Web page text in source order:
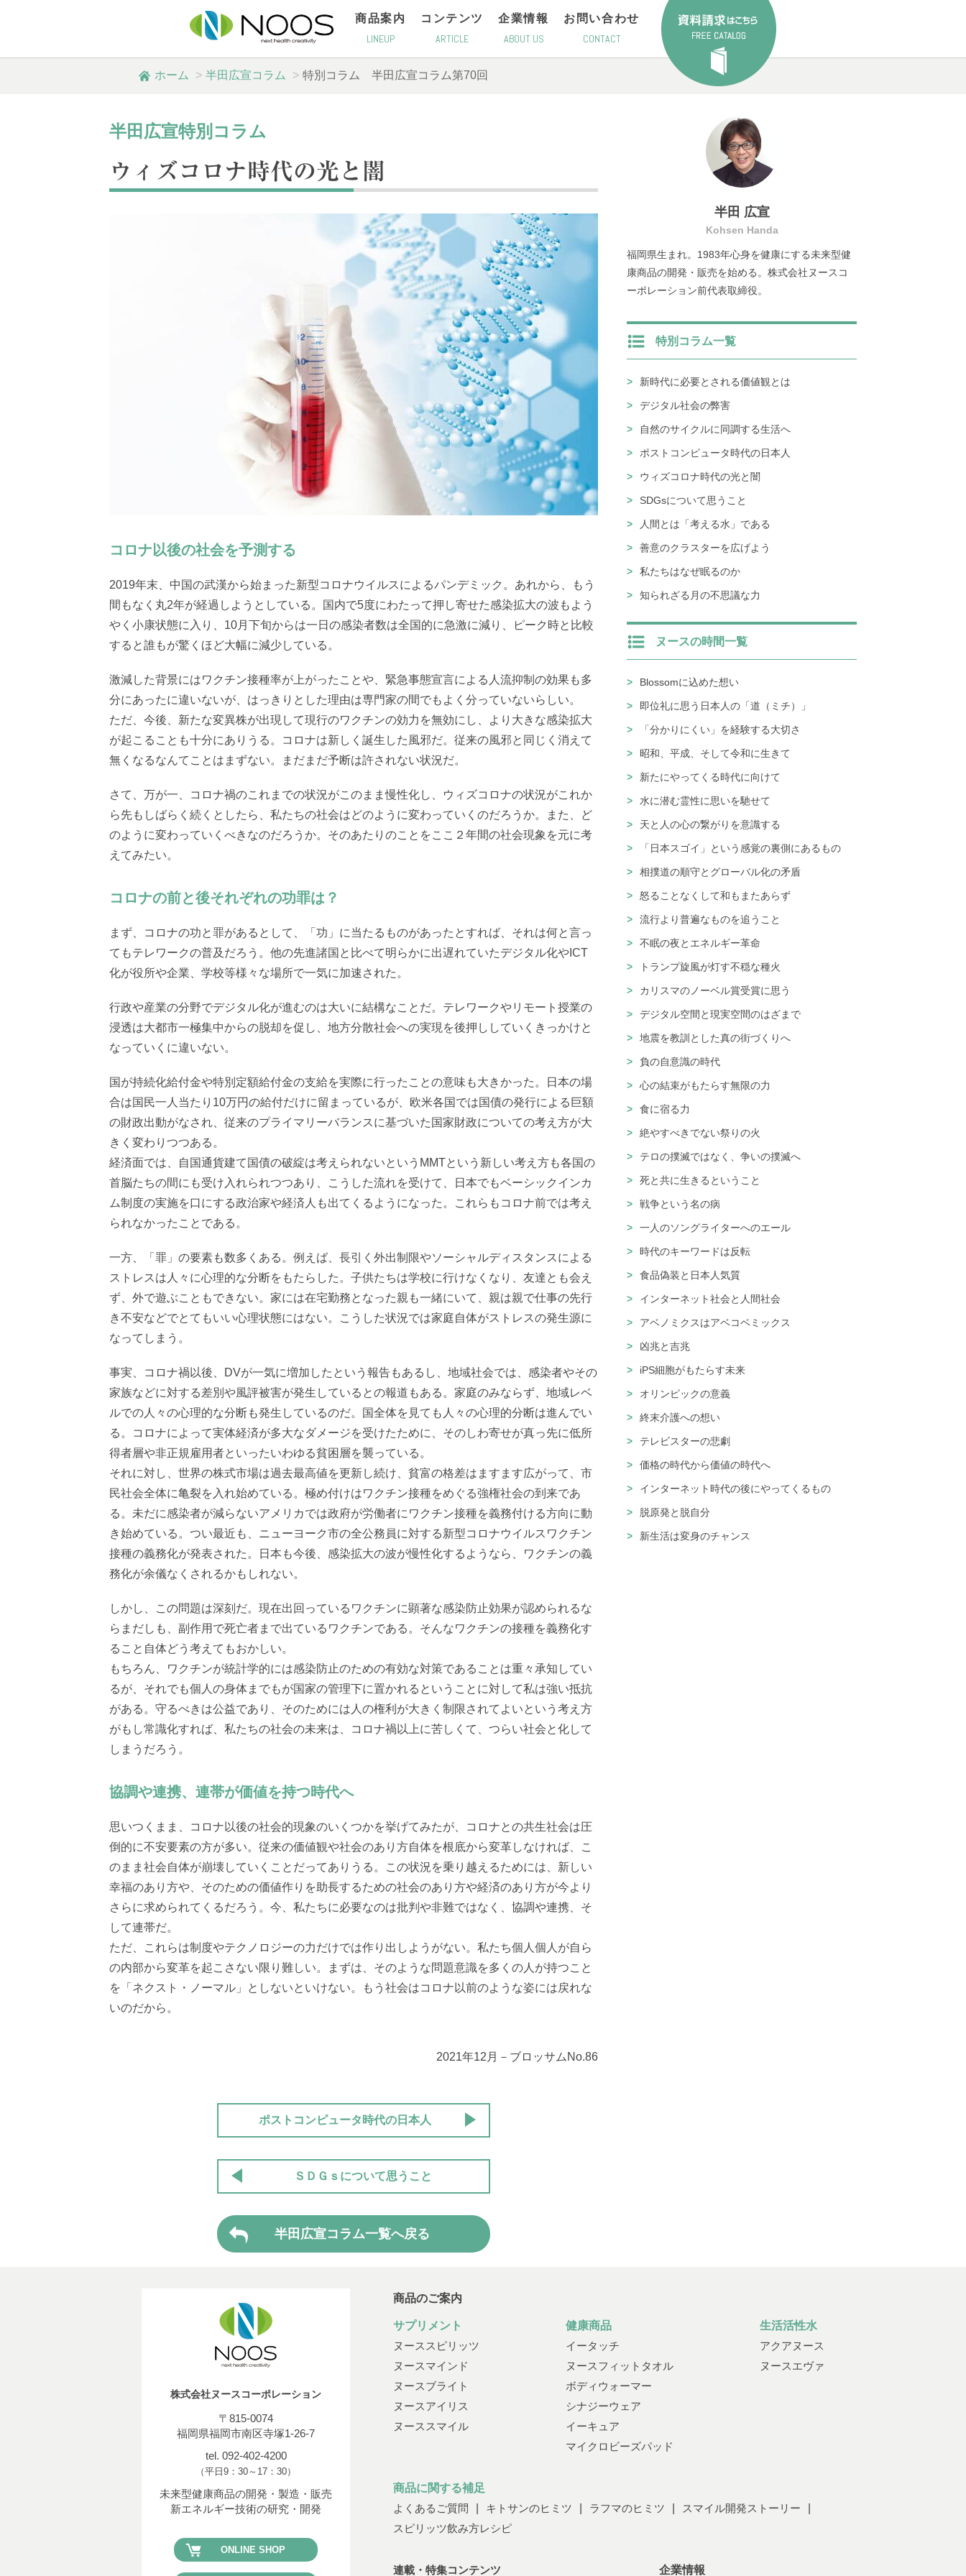
商品案内
LINEUP
コンテンツ
ARTICLE
企業情報
ABOUT US
お問い合わせ
CONTACT
ホーム 半田広宣コラム 特別コラム 半田広宣コラム第70回
半田広宣特別コラム
ウィズコロナ時代の光と闇
コロナ以後の社会を予測する
2019年末、中国の武漢から始まった新型コロナウイルスによるパンデミック。あれから、もう
間もなく丸2年が経過しようとしている。国内で5度にわたって押し寄せた感染拡大の波もよう
やく小康状態に入り、10月下旬からは一日の感染者数は全国的に急激に減り、ピーク時と比較
すると誰もが驚くほど大幅に減少している。
激減した背景にはワクチン接種率が上がったことや、緊急事態宣言による人流抑制の効果も多
分にあったに違いないが、はっきりとした理由は専門家の間でもよく分っていないらしい。
ただ、今後、新たな変異株が出現して現行のワクチンの効力を無効にし、より大きな感染拡大
が起こることも十分にありうる。コロナは新しく誕生した風邪だ。従来の風邪と同じく消えて
無くなるなんてことはまずない。まだまだ予断は許されない状況だ。
さて、万が一、コロナ禍のこれまでの状況がこのまま慢性化し、ウィズコロナの状況がこれか
ら先もしばらく続くとしたら、私たちの社会はどのように変わっていくのだろうか。また、ど
のように変わっていくべきなのだろうか。そのあたりのことをここ２年間の社会現象を元に考
えてみたい。
コロナの前と後それぞれの功罪は？
まず、コロナの功と罪があるとして、「功」に当たるものがあったとすれば、それは何と言っ
てもテレワークの普及だろう。他の先進諸国と比べて明らかに出遅れていたデジタル化やICT
化が役所や企業、学校等様々な場所で一気に加速された。
行政や産業の分野でデジタル化が進むのは大いに結構なことだ。テレワークやリモート授業の
浸透は大都市一極集中からの脱却を促し、地方分散社会への実現を後押ししていくきっかけと
なっていくに違いない。
国が持続化給付金や特別定額給付金の支給を実際に行ったことの意味も大きかった。日本の場
合は国民一人当たり10万円の給付だけに留まっているが、欧米各国では国債の発行による巨額
の財政出動がなされ、従来のプライマリーバランスに基づいた国家財政についての考え方が大
きく変わりつつある。
経済面では、自国通貨建て国債の破綻は考えられないというMMTという新しい考え方も各国の
首脳たちの間にも受け入れられつつあり、こうした流れを受けて、日本でもベーシックインカ
ム制度の実施を口にする政治家や経済人も出てくるようになった。これらもコロナ前では考え
られなかったことである。
一方、「罪」の要素も数多くある。例えば、長引く外出制限やソーシャルディスタンスによる
ストレスは人々に心理的な分断をもたらした。子供たちは学校に行けなくなり、友達とも会え
ず、外で遊ぶこともできない。家には在宅勤務となった親も一緒にいて、親は親で仕事の先行
き不安などでとてもいい心理状態にはない。こうした状況では家庭自体がストレスの発生源に
なってしまう。
事実、コロナ禍以後、DVが一気に増加したという報告もあるし、地域社会では、感染者やその
家族などに対する差別や風評被害が発生しているとの報道もある。家庭のみならず、地域レベ
ルでの人々の心理的な分断も発生しているのだ。国全体を見ても人々の心理的分断は進んでい
る。コロナによって実体経済が多大なダメージを受けたために、そのしわ寄せが真っ先に低所
得者層や非正規雇用者といったいわゆる貧困層を襲っている。
それに対し、世界の株式市場は過去最高値を更新し続け、貧富の格差はますます広がって、市
民社会全体に亀裂を入れ始めている。極め付けはワクチン接種をめぐる強権社会の到来であ
る。未だに感染者が減らないアメリカでは政府が労働者にワクチン接種を義務付ける方向に動
き始めている。つい最近も、ニューヨーク市の全公務員に対する新型コロナウイルスワクチン
接種の義務化が発表された。日本も今後、感染拡大の波が慢性化するようなら、ワクチンの義
務化が余儀なくされるかもしれない。
しかし、この問題は深刻だ。現在出回っているワクチンに顕著な感染防止効果が認められるな
らまだしも、副作用で死亡者まで出ているワクチンである。そんなワクチンの接種を義務化す
ること自体どう考えてもおかしい。
もちろん、ワクチンが統計学的には感染防止のための有効な対策であることは重々承知してい
るが、それでも個人の身体までもが国家の管理下に置かれるということに対して私は強い抵抗
がある。守るべきは公益であり、そのためには人の権利が大きく制限されてよいという考え方
がもし常識化すれば、私たちの社会の未来は、コロナ禍以上に苦しくて、つらい社会と化して
しまうだろう。
協調や連携、連帯が価値を持つ時代へ
思いつくまま、コロナ以後の社会的現象のいくつかを挙げてみたが、コロナとの共生社会は圧
倒的に不安要素の方が多い。従来の価値観や社会のあり方自体を根底から変革しなければ、こ
のまま社会自体が崩壊していくことだってありうる。この状況を乗り越えるためには、新しい
幸福のあり方や、そのための価値作りを助長するための社会のあり方や経済のあり方が今より
さらに求められてくるだろう。今、私たちに必要なのは批判や非難ではなく、協調や連携、そ
して連帯だ。
ただ、これらは制度やテクノロジーの力だけでは作り出しようがない。私たち個人個人が自ら
の内部から変革を起こさない限り難しい。まずは、そのような問題意識を多くの人が持つこと
を「ネクスト・ノーマル」としないといけない。もう社会はコロナ以前のような姿には戻れな
いのだから。
2021年12月－ブロッサムNo.86
ポストコンピュータ時代の日本人
ＳＤＧｓについて思うこと
半田広宣コラム一覧へ戻る
半田 広宣
Kohsen Handa
福岡県生まれ。1983年心身を健康にする未来型健
康商品の開発・販売を始める。株式会社ヌースコ
ーポレーション前代表取締役。
特別コラム一覧
新時代に必要とされる価値観とは
デジタル社会の弊害
自然のサイクルに同調する生活へ
ポストコンピュータ時代の日本人
ウィズコロナ時代の光と闇
SDGsについて思うこと
人間とは「考える水」である
善意のクラスターを広げよう
私たちはなぜ眠るのか
知られざる月の不思議な力
ヌースの時間一覧
Blossomに込めた想い
即位礼に思う日本人の「道（ミチ）」
「分かりにくい」を経験する大切さ
昭和、平成、そして令和に生きて
新たにやってくる時代に向けて
水に潜む霊性に思いを馳せて
天と人の心の繋がりを意識する
「日本スゴイ」という感覚の裏側にあるもの
相撲道の順守とグローバル化の矛盾
怒ることなくして和もまたあらず
流行より普遍なものを追うこと
不眠の夜とエネルギー革命
トランプ旋風が灯す不穏な種火
カリスマのノーベル賞受賞に思う
デジタル空間と現実空間のはざまで
地震を教訓とした真の街づくりへ
負の自意識の時代
心の結束がもたらす無限の力
食に宿る力
絶やすべきでない祭りの火
テロの撲滅ではなく、争いの撲滅へ
死と共に生きるということ
戦争という名の病
一人のソングライターへのエール
時代のキーワードは反転
食品偽装と日本人気質
インターネット社会と人間社会
アベノミクスはアベコベミックス
凶兆と吉兆
iPS細胞がもたらす未来
オリンピックの意義
終末介護への想い
テレビスターの悲劇
価格の時代から価値の時代へ
インターネット時代の後にやってくるもの
脱原発と脱自分
新生活は変身のチャンス
株式会社ヌースコーポレーション
〒815-0074
福岡県福岡市南区寺塚1-26-7
tel. 092-402-4200
（平日9：30～17：30）
未来型健康商品の開発・製造・販売
新エネルギー技術の研究・開発
ONLINE SHOP
商品のご案内
サプリメント
ヌーススピリッツ
ヌースマインド
ヌースブライト
ヌースアイリス
ヌーススマイル
健康商品
イータッチ
ヌースフィットタオル
ボディウォーマー
シナジーウェア
イーキュア
マイクロビーズパッド
生活活性水
アクアヌース
ヌースエヴァ
商品に関する補足
よくあるご質問
キトサンのヒミツ ラフマのヒミツ
スマイル開発ストーリー
スピリッツ飲み方レシピ
連載・特集コンテンツ 企業情報